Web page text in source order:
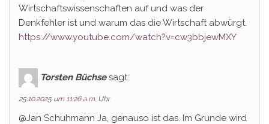
Wirtschaftswissenschaften auf und was der
Denkfehler ist und warum das die Wirtschaft abwürgt.
https://www.youtube.com/watch?v=cw3bbjewMXY
Torsten Büchse sagt:
25.10.2025 um 11:26 a.m. Uhr
@Jan Schuhmann Ja, genauso ist das. Im Grunde wird